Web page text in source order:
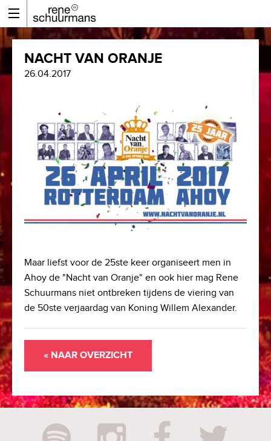
NACHT VAN ORANJE
26.04.2017
Maar liefst voor de 25ste keer organiseert men in
Ahoy de "Nacht van Oranje" en ook hier mag Rene
Schuurmans niet ontbreken tijdens de viering van
de 50ste verjaardag van Koning Willem Alexander.
« NAAR OVERZICHT